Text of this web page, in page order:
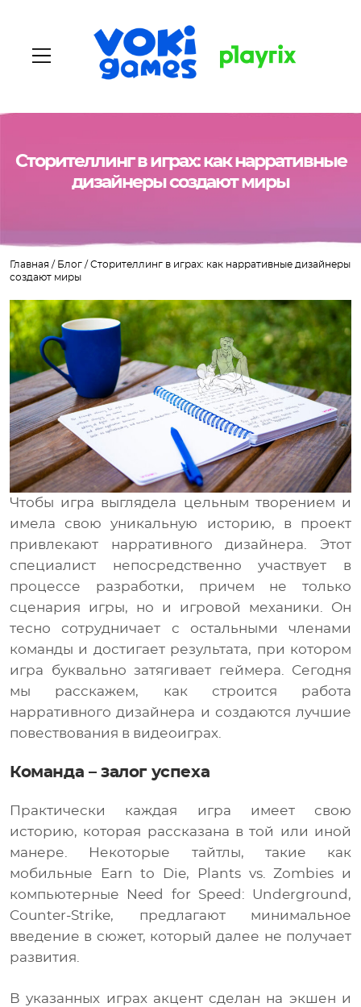
Главная
Вакансии
Блог
Контакты
Медиа
RU
UA
Сторителлинг в играх: как нарративные
дизайнеры создают миры
Главная / Блог / Сторителлинг в играх: как нарративные дизайнеры
создают миры
Чтобы игра выглядела цельным творением и
имела свою уникальную историю, в проект
привлекают нарративного дизайнера. Этот
специалист непосредственно участвует в
процессе разработки, причем не только
сценария игры, но и игровой механики. Он
тесно сотрудничает с остальными членами
команды и достигает результата, при котором
игра буквально затягивает геймера. Сегодня
мы расскажем, как строится работа
нарративного дизайнера и создаются лучшие
повествования в видеоиграх.
Команда – залог успеха
Практически каждая игра имеет свою
историю, которая рассказана в той или иной
манере. Некоторые тайтлы, такие как
мобильные Earn to Die, Plants vs. Zombies и
компьютерные Need for Speed: Underground,
Counter-Strike, предлагают минимальное
введение в сюжет, который далее не получает
развития.
В указанных играх акцент сделан на экшен и